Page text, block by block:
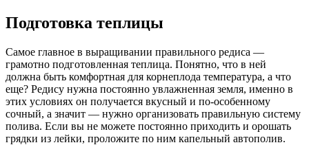
Подготовка теплицы
Самое главное в выращивании правильного редиса —
грамотно подготовленная теплица. Понятно, что в ней
должна быть комфортная для корнеплода температура, а что
еще? Редису нужна постоянно увлажненная земля, именно в
этих условиях он получается вкусный и по-особенному
сочный, а значит — нужно организовать правильную систему
полива. Если вы не можете постоянно приходить и орошать
грядки из лейки, проложите по ним капельный автополив.